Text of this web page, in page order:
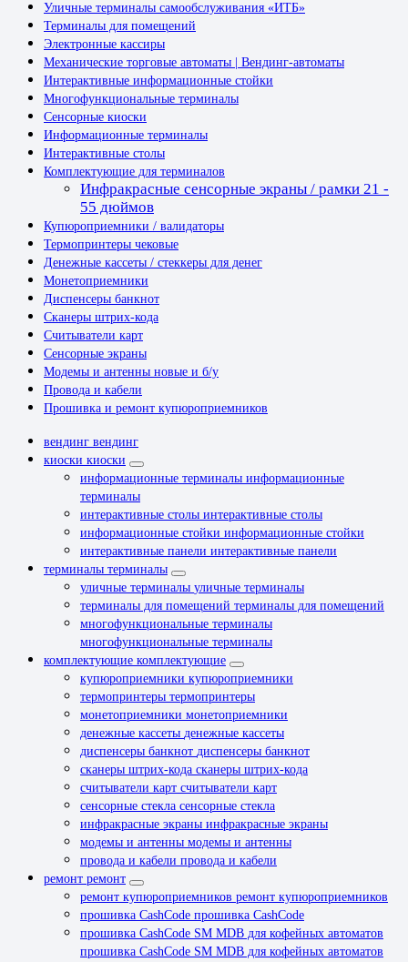
Уличные терминалы самообслуживания «ИТБ»
Терминалы для помещений
Электронные кассиры
Механические торговые автоматы | Вендинг-автоматы
Интерактивные информационные стойки
Многофункциональные терминалы
Сенсорные киоски
Информационные терминалы
Интерактивные столы
Комплектующие для терминалов
Инфракрасные сенсорные экраны / рамки 21 -
55 дюймов
Купюроприемники / валидаторы
Термопринтеры чековые
Денежные кассеты / стеккеры для денег
Монетоприемники
Диспенсеры банкнот
Сканеры штрих-кода
Считыватели карт
Сенсорные экраны
Модемы и антенны новые и б/у
Провода и кабели
Прошивка и ремонт купюроприемников
вендинг вендинг
киоски киоски
информационные терминалы информационные
терминалы
интерактивные столы интерактивные столы
информационные стойки информационные стойки
интерактивные панели интерактивные панели
терминалы терминалы
уличные терминалы уличные терминалы
терминалы для помещений терминалы для помещений
многофункциональные терминалы
многофункциональные терминалы
комплектующие комплектующие
купюроприемники купюроприемники
термопринтеры термопринтеры
монетоприемники монетоприемники
денежные кассеты денежные кассеты
диспенсеры банкнот диспенсеры банкнот
сканеры штрих-кода сканеры штрих-кода
считыватели карт считыватели карт
сенсорные стекла сенсорные стекла
инфракрасные экраны инфракрасные экраны
модемы и антенны модемы и антенны
провода и кабели провода и кабели
ремонт ремонт
ремонт купюроприемников ремонт купюроприемников
прошивка CashCode прошивка CashCode
прошивка CashCode SM MDB для кофейных автоматов
прошивка CashCode SM MDB для кофейных автоматов